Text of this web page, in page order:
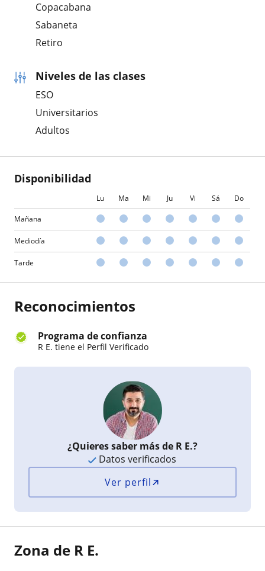
Copacabana
Sabaneta
Retiro
Niveles de las clases
ESO
Universitarios
Adultos
Disponibilidad
Lu Ma Mi Ju Vi Sá Do
Mañana
Mediodía
Tarde
Reconocimientos
Programa de confianza
R E. tiene el Perfil Verificado
¿Quieres saber más de R E.?
Datos verificados
Ver perfil
Zona de R E.